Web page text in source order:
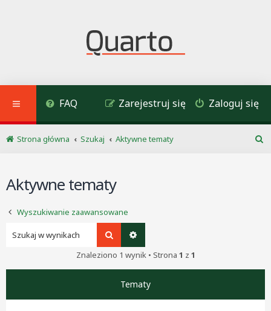
FAQ Zaloguj się
Zarejestruj się
Strona główna Szukaj
Aktywne tematy
Aktywne tematy
Wyszukiwanie zaawansowane
Szukaj
Znaleziono 1 wynik • Strona 1 z 1
Tematy